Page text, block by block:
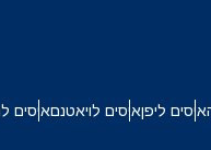
איסים ליפןאיסים לויאטנםאיסים